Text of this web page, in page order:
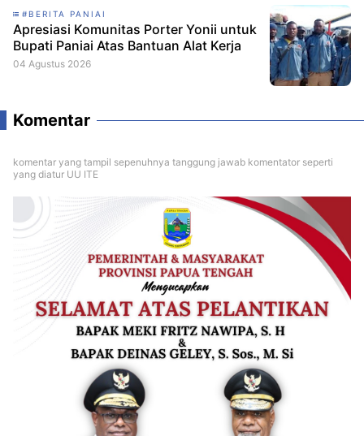
#BERITA PANIAI
Apresiasi Komunitas Porter Yonii untuk
Bupati Paniai Atas Bantuan Alat Kerja
04 Agustus 2026
Komentar
komentar yang tampil sepenuhnya tanggung jawab komentator seperti
yang diatur UU ITE